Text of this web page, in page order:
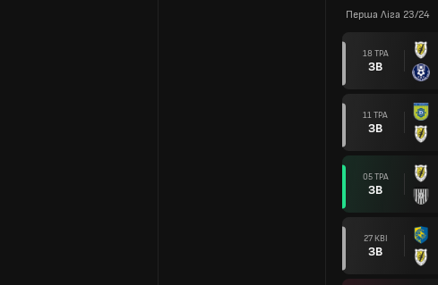
Перша Ліга 23/24
18 ТРА
ЗВ
11 ТРА
ЗВ
05 ТРА
ЗВ
27 КВІ
ЗВ